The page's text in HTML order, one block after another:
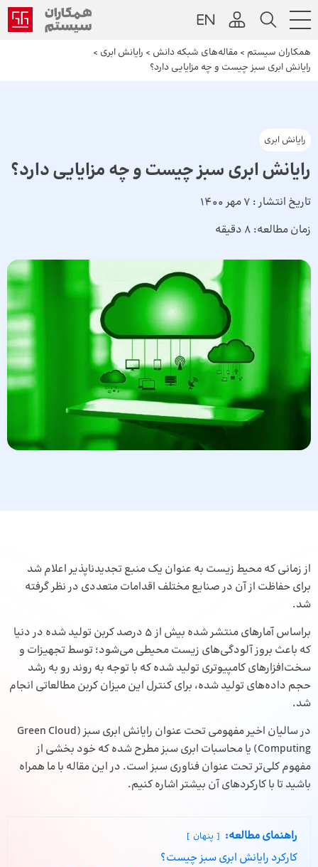
همکاران سیستم > مقاله‌های شبکه دانش > رایانش ابری >
رایانش ابری سبز چیست و چه مزایایی دارد؟
رایانش ابری
رایانش ابری سبز چیست و چه مزایایی دارد؟
تاریخ انتشار : 7 مهر 1400
زمان مطالعه: 8 دقیقه
از زمانی که محیط زیست به عنوان یک منبع تجدیدناپذیر اعلام شد
برای حفاظت از آن در صنایع مختلف اقدامات متعددی در نظر گرفته
شد.
براساس آمارهای منتشر شده بیش از 5 درصد کربن تولید شده در دنیا
که باعث بروز آلودگی‌های زیست محیطی می‌شود؛ توسط تجهیزات و
سخت‌افزارهای کامپیوتری تولید شده که با توجه به روند رو به رشد
حجم داده‌های تولید شده، برای کنترل این میزان کربن مطالعاتی انجام
شد.
در سالیان اخیر مفهومی تحت عنوان رایانش ابری
سبز (Green Cloud
Computing) یا محاسبات ابری سبز مطرح شده که خود بخشی از
مفهوم کلی‌تر تحت عنوان فناوری سبز است. در این مقاله با ما همراه
باشید تا با کارکردهای آن بیشتر اشاره کنیم.
راهنمای مطالعه: پنهان
کارکرد رایانش ابری سبز چیست؟